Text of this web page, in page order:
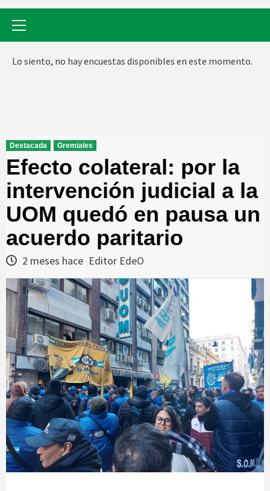
Lo siento, no hay encuestas disponibles en este momento.
Destacada Gremiales
Efecto colateral: por la
intervención judicial a la
UOM quedó en pausa un
acuerdo paritario
2 meses hace Editor EdeO